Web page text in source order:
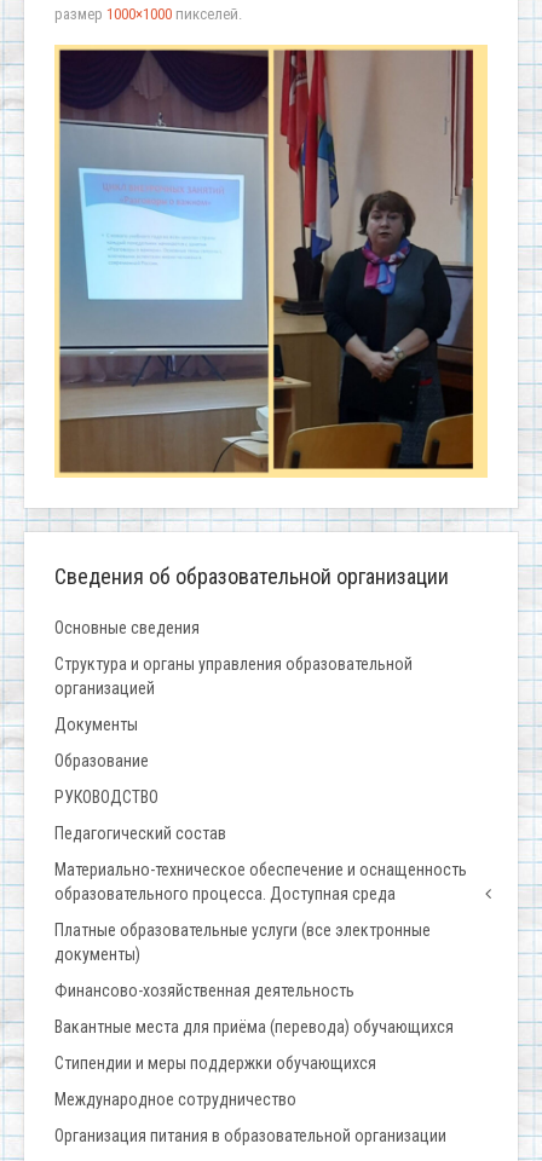
размер 1000×1000 пикселей.
Сведения об образовательной организации
Основные сведения
Структура и органы управления образовательной
организацией
Документы
Образование
РУКОВОДСТВО
Педагогический состав
Материально-техническое обеспечение и оснащенность
образовательного процесса. Доступная среда
Платные образовательные услуги (все электронные
документы)
Финансово-хозяйственная деятельность
Вакантные места для приёма (перевода) обучающихся
Стипендии и меры поддержки обучающихся
Международное сотрудничество
Организация питания в образовательной организации